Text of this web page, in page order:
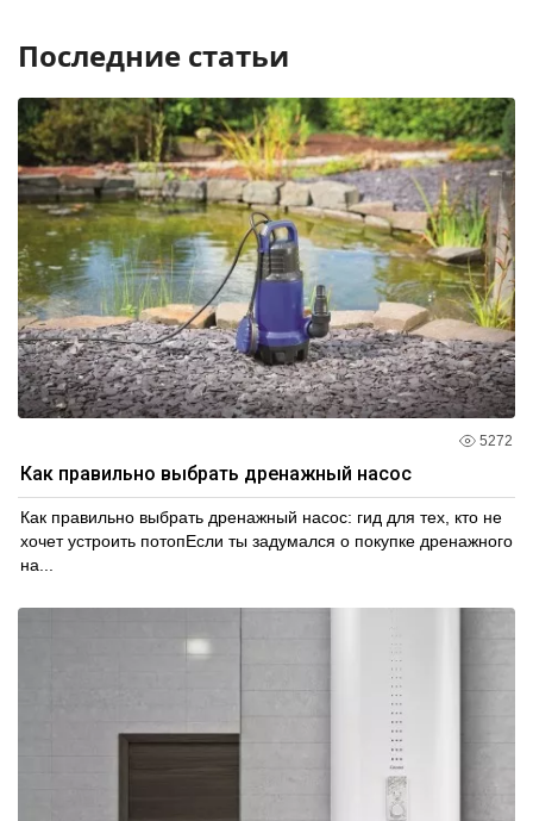
Последние статьи
5272
Как правильно выбрать дренажный насос
Как правильно выбрать дренажный насос: гид для тех, кто не
хочет устроить потопЕсли ты задумался о покупке дренажного
на...